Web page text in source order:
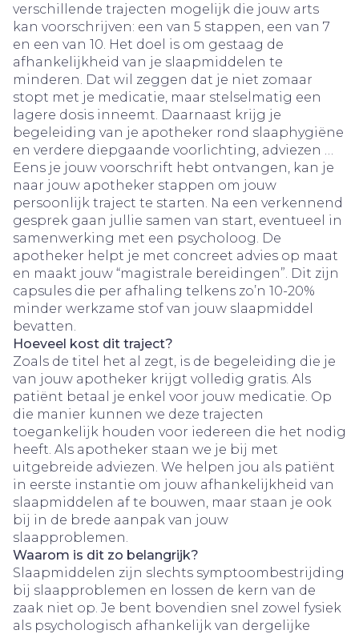
verschillende trajecten mogelijk die jouw arts
kan voorschrijven: een van 5 stappen, een van 7
en een van 10. Het doel is om gestaag de
afhankelijkheid van je slaapmiddelen te
minderen. Dat wil zeggen dat je niet zomaar
stopt met je medicatie, maar stelselmatig een
lagere dosis inneemt. Daarnaast krijg je
begeleiding van je apotheker rond slaaphygiëne
en verdere diepgaande voorlichting, adviezen …
Eens je jouw voorschrift hebt ontvangen, kan je
naar jouw apotheker stappen om jouw
persoonlijk traject te starten. Na een verkennend
gesprek gaan jullie samen van start, eventueel in
samenwerking met een psycholoog. De
apotheker helpt je met concreet advies op maat
en maakt jouw “magistrale bereidingen”. Dit zijn
capsules die per afhaling telkens zo’n 10-20%
minder werkzame stof van jouw slaapmiddel
bevatten.
Hoeveel kost dit traject?
Zoals de titel het al zegt, is de begeleiding die je
van jouw apotheker krijgt volledig gratis. Als
patiënt betaal je enkel voor jouw medicatie. Op
die manier kunnen we deze trajecten
toegankelijk houden voor iedereen die het nodig
heeft. Als apotheker staan we je bij met
uitgebreide adviezen. We helpen jou als patiënt
in eerste instantie om jouw afhankelijkheid van
slaapmiddelen af te bouwen, maar staan je ook
bij in de brede aanpak van jouw
slaapproblemen.
Waarom is dit zo belangrijk?
Slaapmiddelen zijn slechts symptoombestrijding
bij slaapproblemen en lossen de kern van de
zaak niet op. Je bent bovendien snel zowel fysiek
als psychologisch afhankelijk van dergelijke